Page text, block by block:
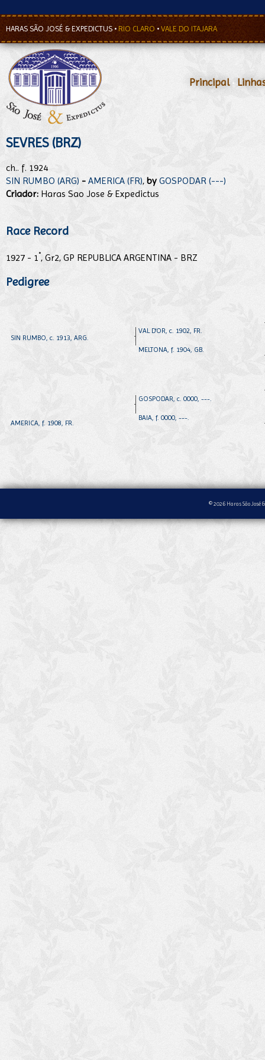
HARAS SÃO JOSÉ & EXPEDICTUS • RIO CLARO • VALE DO ITAJARA
Principal•
SEVRES (BRZ)
ch.. f. 1924
SIN RUMBO (ARG) - AMERICA (FR), by GOSPODAR (---)
Criador: Haras Sao Jose & Expedictus
Race Record
1927 - 1°, Gr2, GP REPUBLICA ARGENTINA - BRZ
Pedigree
SIN RUMBO, c. 1913, ARG.
AMERICA, f. 1908, FR.
VAL D'OR, c. 1902, FR.
MELTONA, f. 1904, GB.
GOSPODAR, c. 0000, ---.
BAIA, f. 0000, ---.
© 2026 Haras São José